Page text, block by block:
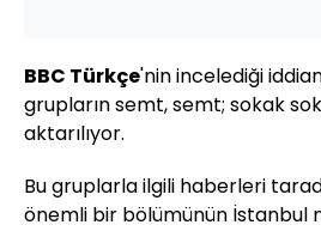
BBC Türkçe'nin incelediği
grupların semt, semt; sokak
aktarılıyor.
Bu gruplarla ilgili haberleri
önemli bir bölümünün İstanbul